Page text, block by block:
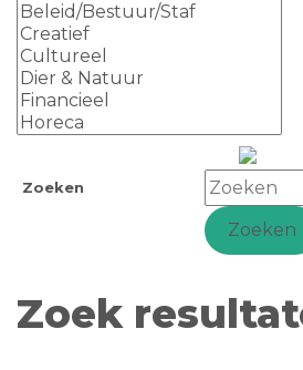
Zoeken
Zoeken
Zoek